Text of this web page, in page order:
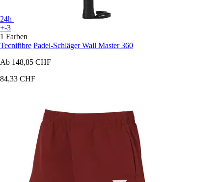
24h
+-3
1 Farben
Tecnifibre Padel-Schläger Wall Master 360
Ab 148,85 CHF
84,33 CHF